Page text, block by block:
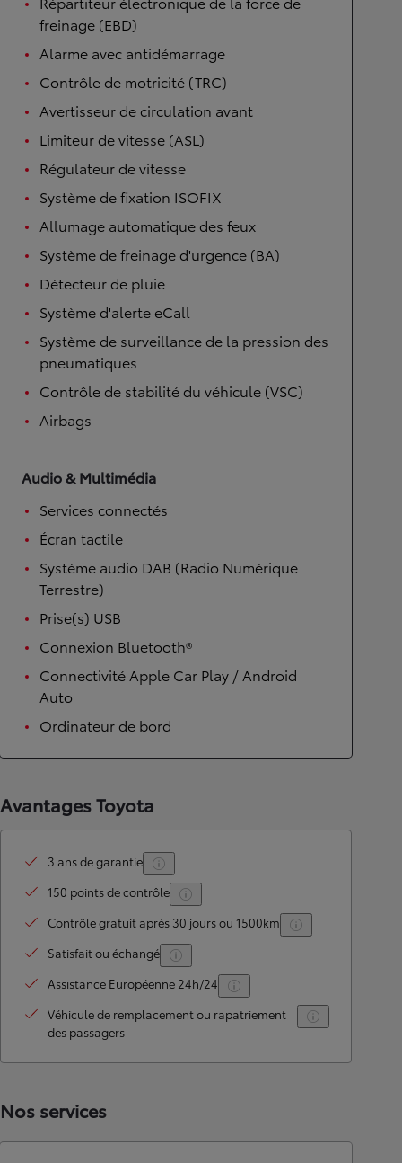
freinage (EBD)
Alarme avec antidémarrage
Contrôle de motricité (TRC)
Avertisseur de circulation avant
Limiteur de vitesse (ASL)
Régulateur de vitesse
Système de fixation ISOFIX
Allumage automatique des feux
Système de freinage d'urgence (BA)
Détecteur de pluie
Système d'alerte eCall
Système de surveillance de la pression des
pneumatiques
Contrôle de stabilité du véhicule (VSC)
Airbags
Audio & Multimédia
Services connectés
Écran tactile
Système audio DAB (Radio Numérique
Terrestre)
Prise(s) USB
Connexion Bluetooth®
Connectivité Apple Car Play / Android
Auto
Ordinateur de bord
Avantages Toyota
3 ans de garantie
150 points de contrôle
Contrôle gratuit après 30 jours ou 1500km
Satisfait ou échangé
Assistance Européenne 24h/24
Véhicule de remplacement ou rapatriement
des passagers
Nos services